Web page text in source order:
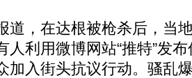
，在达根被枪杀后，当
人利用微博网站“推特”发
加入街头抗议行动。骚乱